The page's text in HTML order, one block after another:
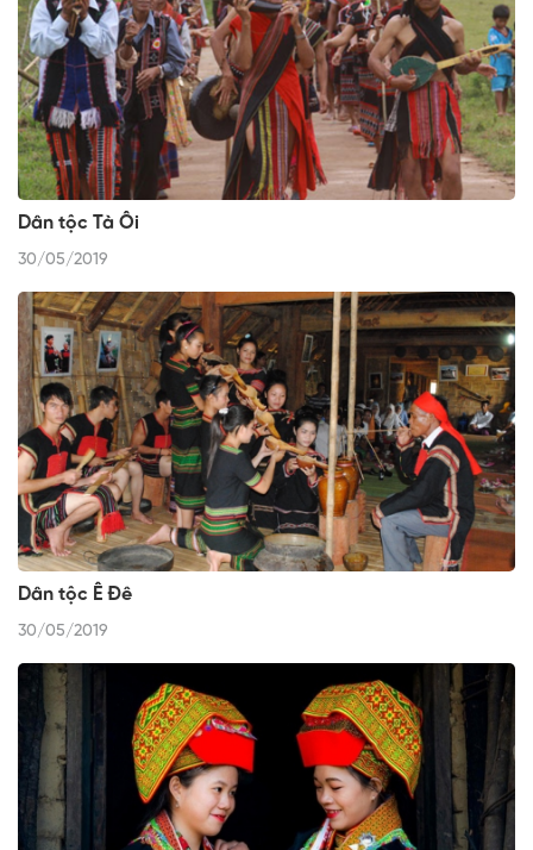
Dân tộc Tà Ôi
30/05/2019
Dân tộc Ê Đê
30/05/2019